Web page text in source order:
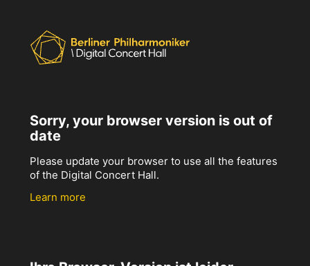
Sorry, your browser version is out of
date
Please update your browser to use all the features
of the Digital Concert Hall.
Learn more